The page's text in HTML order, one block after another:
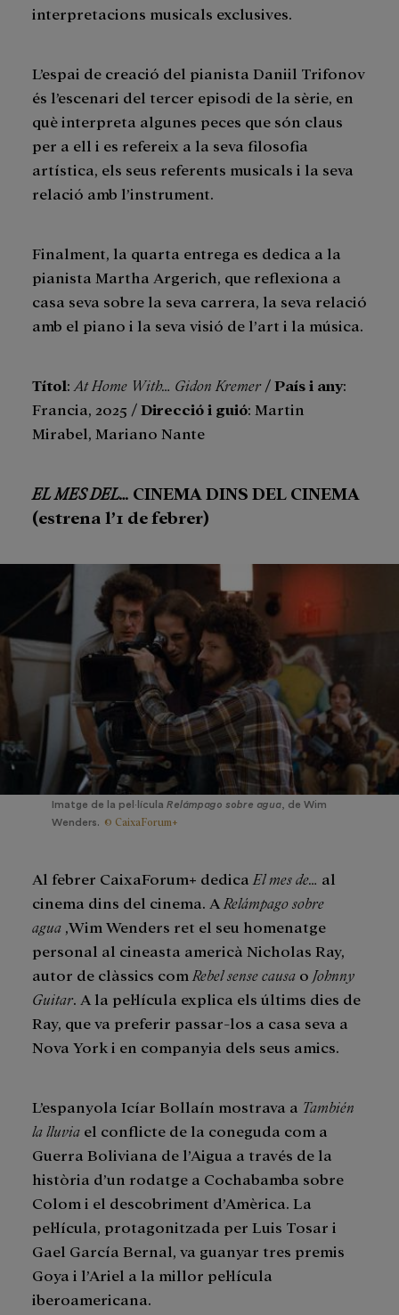
interpretacions musicals exclusives.
L’espai de creació del pianista Daniil Trifonov
és l’escenari del tercer episodi de la sèrie, en
què interpreta algunes peces que són claus
per a ell i es refereix a la seva filosofia
artística, els seus referents musicals i la seva
relació amb l’instrument.
Finalment, la quarta entrega es dedica a la
pianista Martha Argerich, que reflexiona a
casa seva sobre la seva carrera, la seva relació
amb el piano i la seva visió de l’art i la música.
Títol: At Home With… Gidon Kremer/País i any:
Francia, 2025 /Direcció i guió: Martin
Mirabel, Mariano Nante
EL MES DEL… CINEMA DINS DEL CINEMA
(estrena l’1 de febrer)
Imatge de la pel·lícula Relámpago sobre agua , de Wim
Wenders. © CaixaForum+
Al febrer CaixaForum+ dedica El mes de…
al
cinema dins del cinema. A Relámpago sobre
agua ,Wim Wenders ret el seu homenatge
personal al cineasta americà Nicholas Ray,
autor de clàssics com Rebel sense causa o Johnny
Guitar. A la pel·lícula explica els últims dies de
Ray, que va preferir passar-los a casa seva a
Nova York i en companyia dels seus amics.
L’espanyola Icíar Bollaín mostrava a También
la lluvia el conflicte de la coneguda com a
Guerra Boliviana de l’Aigua a través de la
història d’un rodatge a Cochabamba sobre
Colom i el descobriment d’Amèrica. La
pel·lícula, protagonitzada per Luis Tosar i
Gael García Bernal, va guanyar tres premis
Goya i l’Ariel a la millor pel·lícula
iberoamericana.